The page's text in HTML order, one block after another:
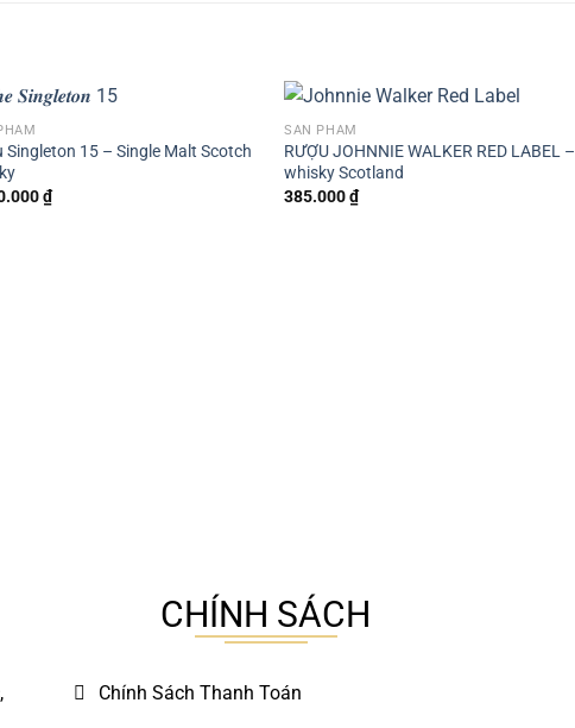
Singleton 15 – Single Malt Scotch
₫
SẢN PHẨM
RƯỢU JOHNNIE WALKER RED LABEL –
whisky Scotland
385.000₫
CHÍNH SÁCH
Chính Sách Thanh Toán